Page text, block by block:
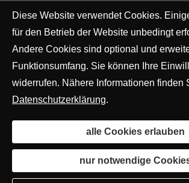
Diese Website verwendet Cookies.
für den Betrieb der Website unbedingt
Andere Cookies sind optional und
Funktionsumfang. Sie können Ihre
widerrufen. Nähere Informationen finden
Datenschutzerklärung.
alle Cookies erlauben
nur notwendige